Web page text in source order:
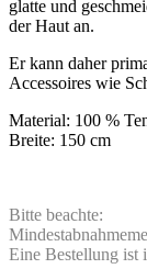
glatte und
der Haut an.
Er kann daher
Accessoires wie
Material: 100 %
Breite: 150 cm
Bitte beachte:
Eine Bestellung ist